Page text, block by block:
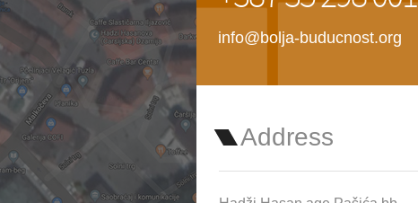
info@bolja-buducnost.org
Address